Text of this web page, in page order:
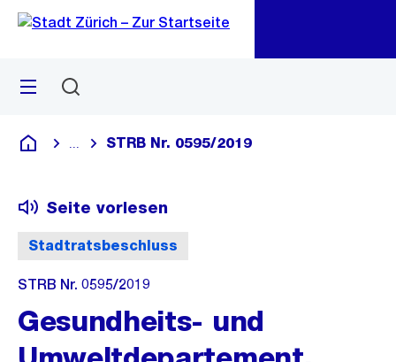
Navigation
Sprunglink
Menü
Deutsch
Blende alle Breadcrumbs ein
STRB Nr. 0595/2019
Stadtratsbeschluss
Seite vorlesen
STRB Nr. 0595/2019
Gesundheits- und